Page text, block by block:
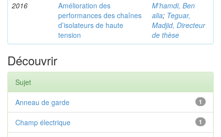
2016
Amélioration des
performances des chaînes
d’isolateurs de haute
tension
M'hamdi, Ben
alia; Teguar,
Madjid, Directeur
de thèse
Découvrir
Sujet
1
Anneau de garde
1
Champ électrique